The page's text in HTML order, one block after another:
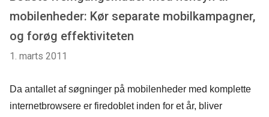
mobilenheder: Kør separate mobilkampagner,
og forøg effektiviteten
1. marts 2011
Da antallet af søgninger på mobilenheder med komplette
internetbrowsere er firedoblet inden for et år, bliver